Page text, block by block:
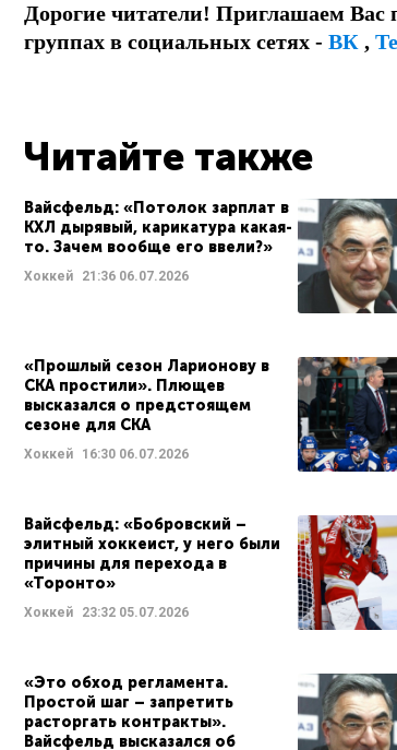
Дорогие читатели! Приглашаем
группах в социальных сетях - ВК ,
Читайте также
Вайсфельд: «Потолок зарплат в
КХЛ дырявый, карикатура какая-
то. Зачем вообще его ввели?»
Хоккей 21:36 06.07.2026
«Прошлый сезон Ларионову в
СКА простили». Плющев
высказался о предстоящем
сезоне для СКА
Хоккей 16:30 06.07.2026
Вайсфельд: «Бобровский –
элитный хоккеист, у него были
причины для перехода в
«Торонто»
Хоккей 23:32 05.07.2026
«Это обход регламента.
Простой шаг – запретить
расторгать контракты».
Вайсфельд высказался об